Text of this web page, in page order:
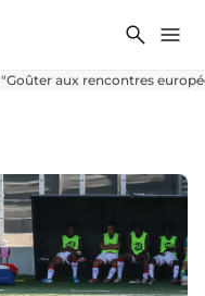
aux rencontres